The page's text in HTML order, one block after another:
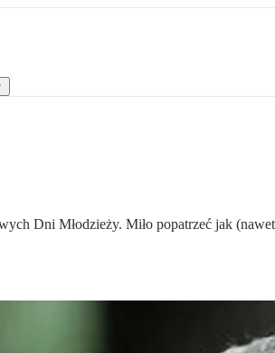
Dni Młodzieży. Miło popatrzeć jak